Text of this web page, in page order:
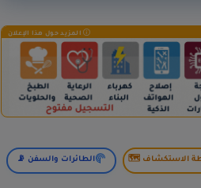
المزيد حول هذا الإعلان
الاستكشاف 🗺️ الطائرات والسفن 📡